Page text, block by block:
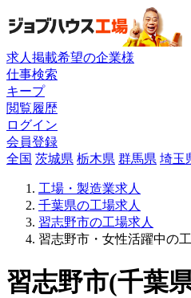
求人掲載希望の企業様
仕事検索
キープ
閲覧履歴
ログイン
会員登録
全国 茨城県 栃木県 群馬県 埼玉
工場・製造業求人
千葉県の工場求人
習志野市の工場求人
習志野市・女性活躍中の
習志野市(千葉